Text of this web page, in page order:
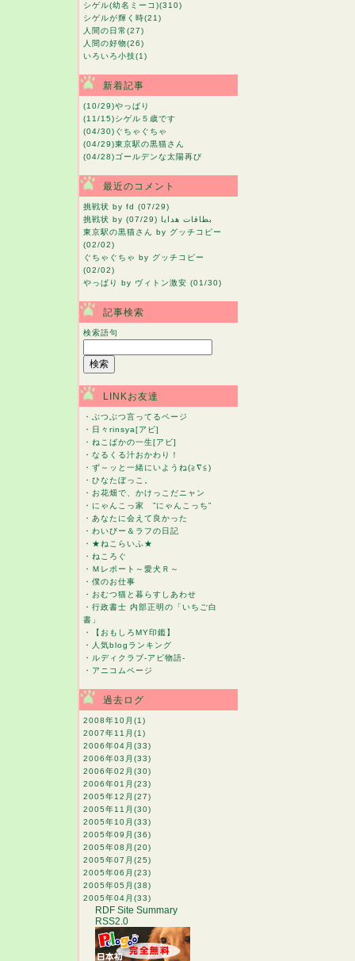
シゲル(幼名ミーコ)(310)
シゲルが輝く時(21)
人間の日常(27)
人間の好物(26)
いろいろ小技(1)
新着記事
(10/29)やっぱり
(11/15)シゲル５歳です
(04/30) ぐちゃぐちゃ
(04/29)東京駅の黒猫さん
(04/28)ゴールデンな太陽再び
最近のコメント
挑戦状 by fd (07/29)
挑戦状
by بطاقات هدايا (07/29)
東京駅の黒猫さん by グッチコピー
(02/02)
ぐちゃぐちゃ by グッチコピー
(02/02)
やっぱり
by ヴィトン激安 (01/30)
記事検索
検索語句
LINKお友達
・
ぶつぶつ言ってるページ
・ 日々rinsya[アビ]
・ ねこばかの一生[アビ]
・ なるくる汁おかわり！
・ ず～ッと一緒にいようね(≧∇≦)
・ ひなたぼっこ。
・ お花畑で、かけっこだニャン
・ にゃんこっ家 ”にゃんこっち”
・ あなたに会えて良かった
・ わいびー＆ラフの日記
・ ★ねこらいふ★
・ ねころぐ
・ Ｍレポート～愛犬Ｒ～
・ 僕のお仕事
・ おむつ猫と暮らすしあわせ
・ 行政書士 内部正明の「いちご白
書」
・
【おもしろMY印鑑】
・
人気blogランキング
・ ルディクラブ-アビ物語-
・ アニコムページ
過去ログ
2008年10月 (1)
2007年11月 (1)
2006年04月 (33)
2006年03月 (33)
2006年02月 (30)
2006年01月 (23)
2005年12月 (27)
2005年11月 (30)
2005年10月 (33)
2005年09月 (36)
2005年08月 (20)
2005年07月 (25)
2005年06月 (23)
2005年05月 (38)
2005年04月 (33)
RDF Site Summary
RSS2.0